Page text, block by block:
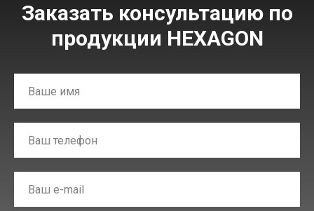
Заказать консультацию по
продукции HEXAGON